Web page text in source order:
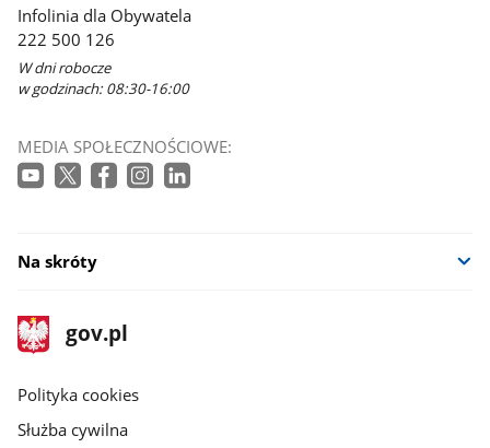
Infolinia dla Obywatela
222 500 126
W dni robocze
w godzinach: 08:30-16:00
MEDIA SPOŁECZNOŚCIOWE:
Na skróty
stopka
gov.pl
Strona
gov.pl
gov.pl
Polityka cookies
Służba cywilna